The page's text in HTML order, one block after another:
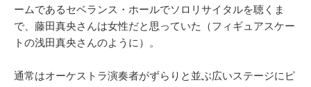
ームであるセベランス・ホールでソロリサイタルを聴くま
で、藤田真央さんは女性だと思っていた（フィギュアスケー
トの浅田真央さんのように）。
通常はオーケストラ演奏者がずらりと並ぶ広いステージにピ